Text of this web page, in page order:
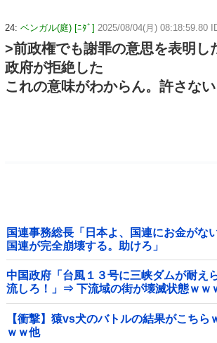
24: ベンガル(庭) [ﾆﾀﾞ] 2025/08/04(月) 08:18:59.80
>前政権でも謝罪の意思を表明し
政府が拒絶した
これの意味がわからん。許さな
国連事務総長「日本よ、国連にお金がな
国連が完全崩壊する。助けろ」
中国政府「台風１３号に三峡ダムが耐え
流しろ！」⇒ 下流域の街が壊滅状態ｗｗ
【衝撃】猿vs犬のバトルの結果がこちら
ｗｗ他